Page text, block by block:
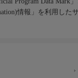
情報」を利用し